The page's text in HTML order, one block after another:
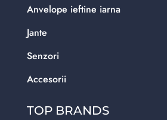
Anvelope ieftine iarna
Jante
Senzori
Accesorii
TOP BRANDS